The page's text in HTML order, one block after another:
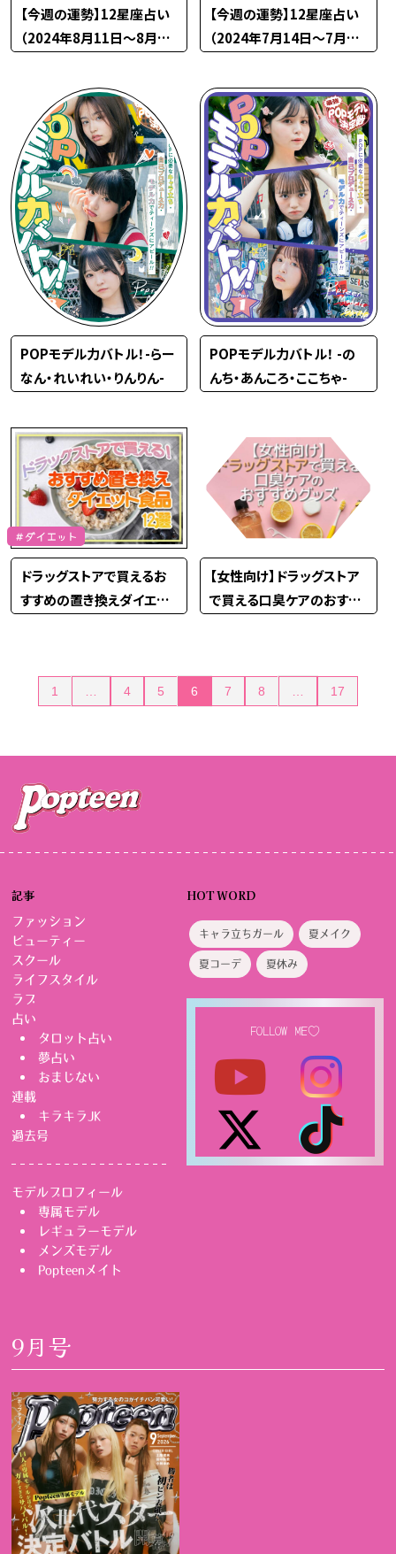
【今週の運勢】12星座占い
（2024年8月11日〜8月17
【今週の運勢】12星座占い
（2024年7月14日〜7月20
POPモデル力バトル！-らー
なん・れいれい・りんりん-
POPモデル力バトル！ -の
んち・あんころ・ここちゃ-
＃ダイエット
ドラッグストアで買えるお
すすめの置き換えダイエッ
【女性向け】ドラッグストア
で買える口臭ケアのおすす
ー
ジ
送
り
1 4 5 6 7 8 17
記事
ファッション
ビューティー
スクール
ライフスタイル
ラブ
占い
タロット占い
夢占い
おまじない
連載
キラキラJK
過去号
モデルプロフィール
専属モデル
レギュラーモデル
メンズモデル
Popteenメイト
HOT WORD
キャラ立ちガール 夏メイク
夏コーデ 夏休み
FOLLOW ME♡
9月号